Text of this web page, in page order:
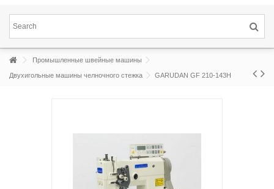
Промышленные швейные машины
Двухигольные машины челночного стежка GARUDAN GF 210-143H